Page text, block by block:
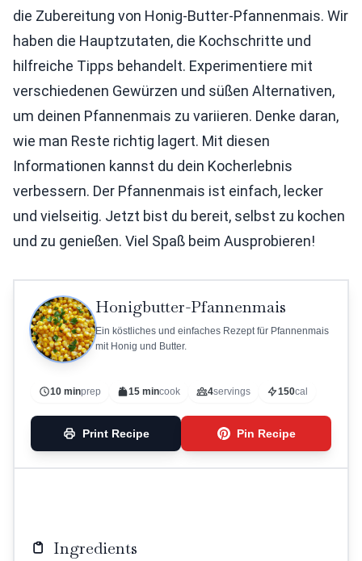
die Zubereitung von Honig-Butter-Pfannenmais. Wir
haben die Hauptzutaten, die Kochschritte und
hilfreiche Tipps behandelt. Experimentiere mit
verschiedenen Gewürzen und süßen Alternativen,
um deinen Pfannenmais zu variieren. Denke daran,
wie man Reste richtig lagert. Mit diesen
Informationen kannst du dein Kocherlebnis
verbessern. Der Pfannenmais ist einfach, lecker
und vielseitig. Jetzt bist du bereit, selbst zu kochen
und zu genießen. Viel Spaß beim Ausprobieren!
Honigbutter-Pfannenmais
Ein köstliches und einfaches Rezept für Pfannenmais
mit Honig und Butter.
10 minprep 15 mincook 4servings 150cal
Print Recipe Pin Recipe
Ingredients